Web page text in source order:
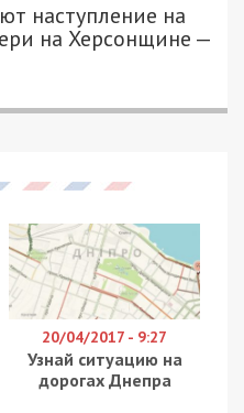
наступление на
на Херсонщине —
20/04/2017 - 9:27
Узнай ситуацию на
дорогах Днепра